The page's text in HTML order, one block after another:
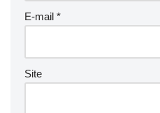
E-mail *
Site